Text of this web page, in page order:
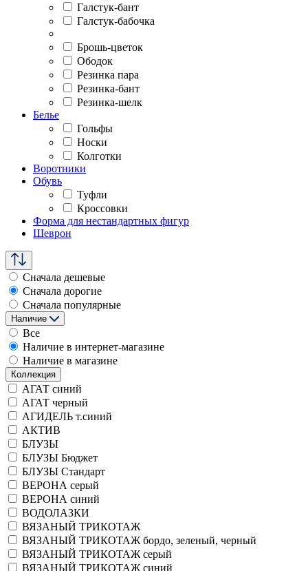
Галстук-бант
Галстук-бабочка
Брошь-цветок
Ободок
Резинка пара
Резинка-бант
Резинка-шелк
Белье
Гольфы
Носки
Колготки
Воротники
Обувь
Туфли
Кроссовки
Форма для нестандартных фигур
Шеврон
Сначала дешевые
Сначала дорогие
Сначала популярные
Наличие
Все
Наличие в интернет-магазине
Наличие в магазине
Коллекция
АГАТ синий
АГАТ черный
АГИДЕЛЬ т.синий
АКТИВ
БЛУЗЫ
БЛУЗЫ Бюджет
БЛУЗЫ Стандарт
ВЕРОНА серый
ВЕРОНА синий
ВОДОЛАЗКИ
ВЯЗАНЫЙ ТРИКОТАЖ
ВЯЗАНЫЙ ТРИКОТАЖ бордо, зеленый, черный
ВЯЗАНЫЙ ТРИКОТАЖ серый
ВЯЗАНЫЙ ТРИКОТАЖ синий